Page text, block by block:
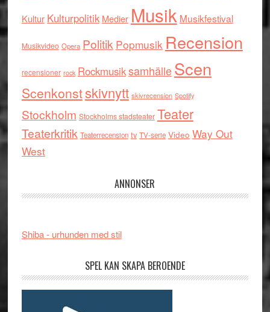
Kultur Kulturpolitik Medier Musik Musikfestival
Musikvideo Opera Politik Popmusik Recension
recensioner rock RockmusiksamhälleScen
Scenkonstskivnytt skivrecension Spotify
Stockholm Stockholms stadsteater Teater
Teaterkritik Teaterrecension tv TV-serie Video Way Out
West
ANNONSER
Shiba - urhunden med stil
SPEL KAN SKAPA BEROENDE